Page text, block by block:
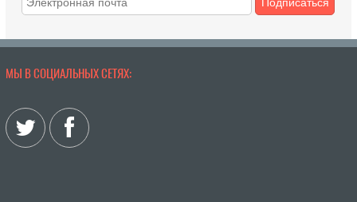
МЫ В СОЦИАЛЬНЫХ СЕТЯХ: